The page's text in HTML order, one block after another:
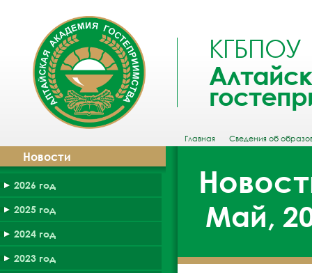
КГБПОУ
Главная Сведения об
Новости
2026 год
2025 год
2024 год
2023 год
Май,